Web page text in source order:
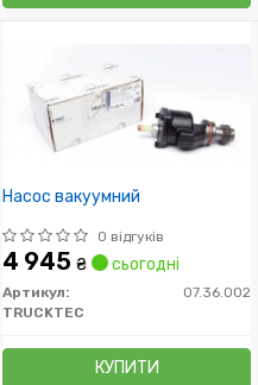
Насос вакуумний
0 відгуків
4 945 ₴ сьогодні
Артикул:
07.36.002
TRUCKTEC
КУПИТИ